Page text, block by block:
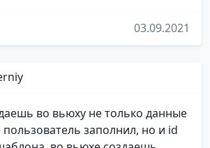
03.09.2021
во вьюху не только данные
заполнил, но и id